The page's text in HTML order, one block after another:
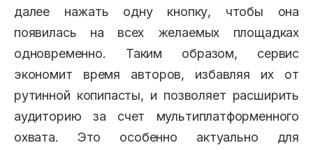
далее нажать одну кнопку, чтобы она
появилась на всех желаемых площадках
одновременно. Таким образом, сервис
экономит время авторов, избавляя их от
рутинной копипасты, и позволяет расширить
аудиторию за счет мультиплатформенного
охвата. Это особенно актуально для